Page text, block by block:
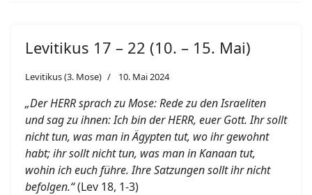
Levitikus 17 – 22 (10. – 15. Mai)
Levitikus (3. Mose) 10. Mai 2024
„Der HERR sprach zu Mose: Rede zu den Israeliten
und sag zu ihnen: Ich bin der HERR, euer Gott. Ihr sollt
nicht tun, was man in Ägypten tut, wo ihr gewohnt
habt; ihr sollt nicht tun, was man in Kanaan tut,
wohin ich euch führe. Ihre Satzungen sollt ihr nicht
befolgen.“(Lev 18, 1-3)